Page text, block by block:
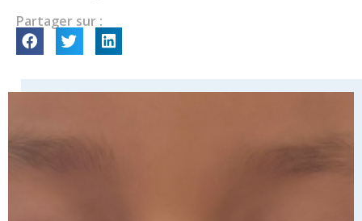
Partager sur :